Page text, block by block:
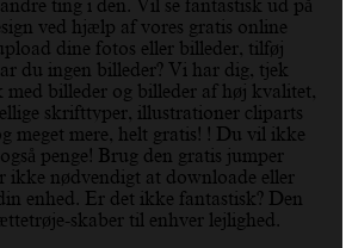
ting i den. Vil se fantastisk ud på
ved hjælp af vores gratis online
dine fotos eller billeder, tilføj
du ingen billeder? Vi har dig, tjek
med billeder og billeder af høj kvalitet,
skrifttyper, illustrationer cliparts
meget mere, helt gratis! ! Du vil ikke
penge! Brug den gratis jumper
ikke nødvendigt at downloade eller
enhed. Er det ikke fantastisk? Den
skaber til enhver lejlighed.